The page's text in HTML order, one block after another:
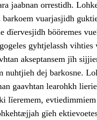
jaabnan orrestidh.
barkoem vuarjasjidh
dïervesjidh bööremes
gyhtjelassh
akseptansem jïh
nuhtjieh dej barkosne.
gaavhtan learohkh
lïeremem,
gïeh